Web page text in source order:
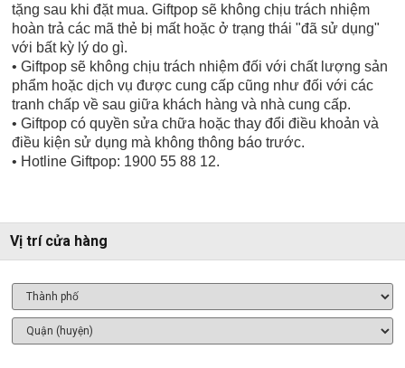
tặng sau khi đặt mua. Giftpop sẽ không chịu trách nhiệm
hoàn trả các mã thẻ bị mất hoặc ở trạng thái "đã sử dụng"
với bất kỳ lý do gì.
• Giftpop sẽ không chịu trách nhiệm đối với chất lượng sản
phẩm hoặc dịch vụ được cung cấp cũng như đối với các
tranh chấp về sau giữa khách hàng và nhà cung cấp.
• Giftpop có quyền sửa chữa hoặc thay đổi điều khoản và
điều kiện sử dụng mà không thông báo trước.
• Hotline Giftpop: 1900 55 88 12.
Vị trí cửa hàng